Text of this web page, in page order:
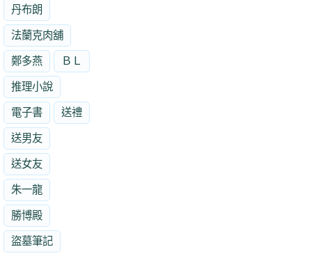
丹布朗
法蘭克肉舖
鄭多燕 ＢＬ
推理小說
電子書 送禮
送男友
送女友
朱一龍
勝博殿
盜墓筆記